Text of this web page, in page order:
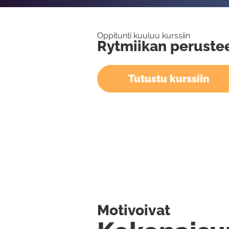
Oppitunti kuuluu kurssiin
Rytmiikan
Tutustu kurssiin
Motivoivat